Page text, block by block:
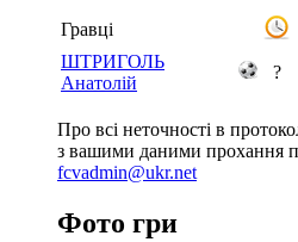
Гравці
ШТРИГОЛЬ
Анатолій
?
Про всі неточності в
з вашими даними прохання
fcvadmin@ukr.net
Фото гри